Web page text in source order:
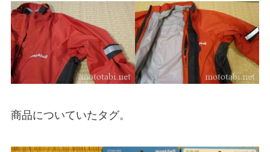
商品についていたタグ。